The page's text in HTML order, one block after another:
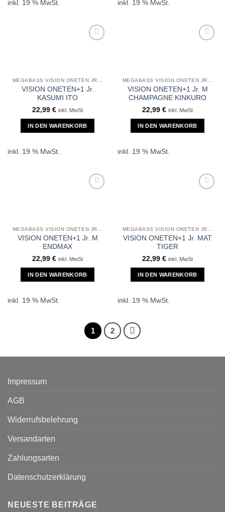
inkl. 19 % MwSt. inkl. 19 % MwSt.
VISION ONETEN+1 Jr.
KASUMI ITO
22,99 € inkl. MwSt
IN DEN WARENKORB
inkl. 19 % MwSt.
VISION ONETEN+1 Jr. M
CHAMPAGNE KINKURO
22,99 € inkl. MwSt
IN DEN WARENKORB
inkl. 19 % MwSt.
VISION ONETEN+1 Jr. M
ENDMAX
22,99 € inkl. MwSt
IN DEN WARENKORB
inkl. 19 % MwSt.
VISION ONETEN+1 Jr. MAT
TIGER
22,99 € inkl. MwSt
IN DEN WARENKORB
inkl. 19 % MwSt.
1 2
Impressum
AGB
Widerrufsbelehrung
Versandarten
Zahlungsarten
Datenschutzerklärung
NEUESTE BEITRÄGE